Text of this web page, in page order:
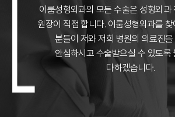
이룸성형외과의 모든 수술은 성형외과
원장이 직접 합니다. 이룸성형외과를
분들이 저와 저희 병원의 의료진
안심하시고 수술받으실 수 있도록
다하겠습니다.